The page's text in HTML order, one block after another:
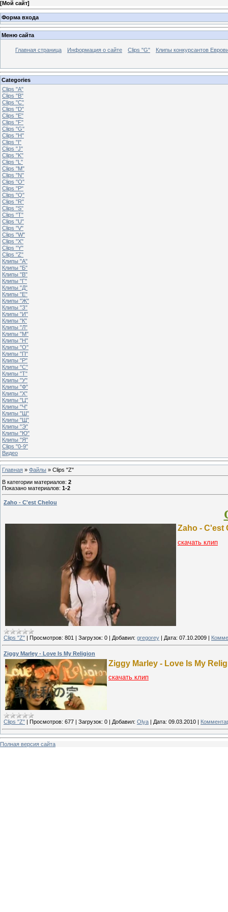
[Мой сайт]
Форма входа
Меню сайта
Главная страница Информация о сайте Clips "G" Клипы конкурсантов
Categories
Clips "A"
Clips "B"
Clips "C"
Clips "D"
Clips "E"
Clips "F"
Clips "G"
Clips "H"
Clips "I"
Clips "J"
Clips "K"
Clips "L"
Clips "M"
Clips "N"
Clips "O"
Clips "P"
Clips "Q"
Clips "R"
Clips "S"
Clips "T"
Clips "U"
Clips "V"
Clips "W"
Clips "X"
Clips "Y"
Clips "Z"
Клипы "А"
Клипы "Б"
Клипы "В"
Клипы "Г"
Клипы "Д"
Клипы "Е"
Клипы "Ж"
Клипы "З"
Клипы "И"
Клипы "К"
Клипы "Л"
Клипы "М"
Клипы "Н"
Клипы "О"
Клипы "П"
Клипы "Р"
Клипы "С"
Клипы "Т"
Клипы "У"
Клипы "Ф"
Клипы "Х"
Клипы "Ц"
Клипы "Ч"
Клипы "Ш"
Клипы "Щ"
Клипы "Э"
Клипы "Ю"
Клипы "Я"
Clips "0-9"
Видео
Главная » Файлы » Clips "Z"
В категории материалов: 2
Показано материалов: 1-2
Zaho - C'est Chelou
Zaho - C'est
скачать клип
Clips "Z" | Просмотров: 801 | Загрузок: 0 | Добавил: gregorey | Дата: 07.10.2009 |
Ziggy Marley - Love Is My Religion
Ziggy Marley - Love Is My
скачать клип
Clips "Z" | Просмотров: 677 | Загрузок: 0 | Добавил: Olya | Дата: 09.03.2010 |
Полная версия сайта